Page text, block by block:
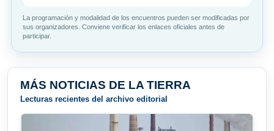
La programación y modalidad de los encuentros pueden ser modificadas por
sus organizadores. Conviene verificar los enlaces oficiales antes de
participar.
MÁS NOTICIAS DE LA TIERRA
Lecturas recientes del archivo editorial